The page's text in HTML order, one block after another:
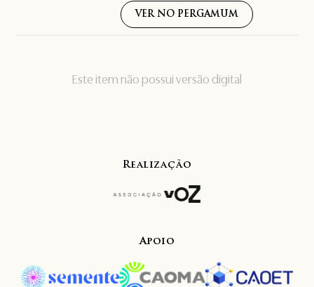
Este item não possui versão digital
VER NO PERGAMUM
Realização
Apoio